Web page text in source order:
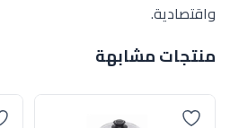
واقتصادية.
منتجات مشابهة